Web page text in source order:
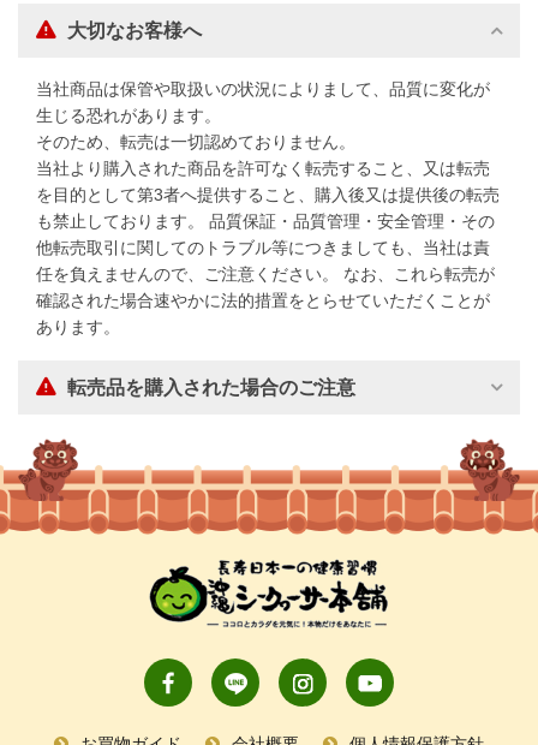
大切なお客様へ
当社商品は保管や取扱いの状況によりまして、品質に変化が
生じる恐れがあります。
そのため、転売は一切認めておりません。
当社より購入された商品を許可なく転売すること、又は転売
を目的として第3者へ提供すること、購入後又は提供後の転売
も禁止しております。 品質保証・品質管理・安全管理・その
他転売取引に関してのトラブル等につきましても、当社は責
任を負えませんので、ご注意ください。 なお、これら転売が
確認された場合速やかに法的措置をとらせていただくことが
あります。
転売品を購入された場合のご注意